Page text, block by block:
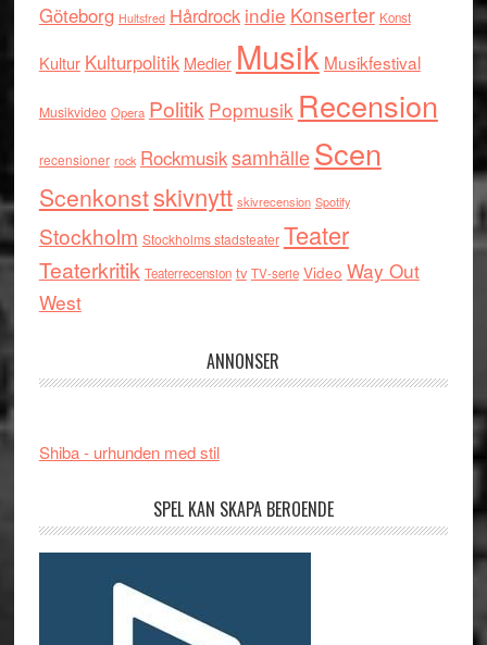
Göteborg Hultsfred Hårdrock indie Konserter Konst
Kultur Kulturpolitik Medier Musik Musikfestival
Musikvideo Opera Politik Popmusik Recension
recensioner rock RockmusiksamhälleScen
Scenkonstskivnytt skivrecension Spotify
Stockholm Stockholms stadsteater Teater
Teaterkritik Teaterrecension tv TV-serie Video Way Out
West
ANNONSER
Shiba - urhunden med stil
SPEL KAN SKAPA BEROENDE